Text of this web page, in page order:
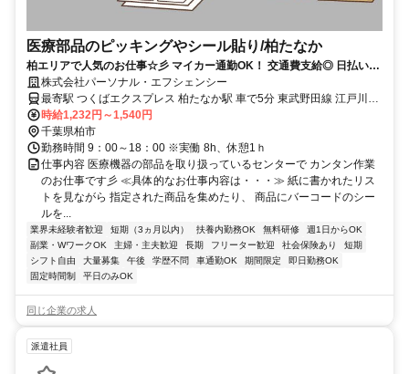
医療部品のピッキングやシール貼り/柏たなか
柏エリアで人気のお仕事☆彡 マイカー通勤OK！ 交通費支給◎ 日払い
OK！ 希望シフトで働きやすい♪
株式会社パーソナル・エフシェンシー
最寄駅 つくばエクスプレス 柏たなか駅 車で5分 東武野田線 江戸川台
駅 車で10分 つくばエクスプレス 柏の葉キャンパス駅 車で10分 JR常
磐線(上野～取手) 柏駅 車で20分 最寄駅備考 【ご応募】 面接はお家で
できるＷＥＢ面接がオススメです。 お気軽にお電話ください
時給1,232円～1,540円
千葉県柏市
勤務時間 9：00～18：00 ※実働 8h、休憩1ｈ
仕事内容 医療機器の部品を取り扱っているセンターで カンタン作業
のお仕事です彡 ≪具体的なお仕事内容は・・・≫ 紙に書かれたリス
トを見ながら 指定された商品を集めたり、 商品にバーコードのシー
ルを...
業界未経験者歓迎 短期（3ヵ月以内） 扶養内勤務OK 無料研修
週1日からOK
副業・WワークOK
主婦・主夫歓迎 長期 フリーター歓迎 社会保険あり
短期
シフト自由
大量募集 午後 学歴不問 車通勤OK 期間限定
即日勤務OK
固定時間制
平日のみOK
同じ企業の求人
派遣社員